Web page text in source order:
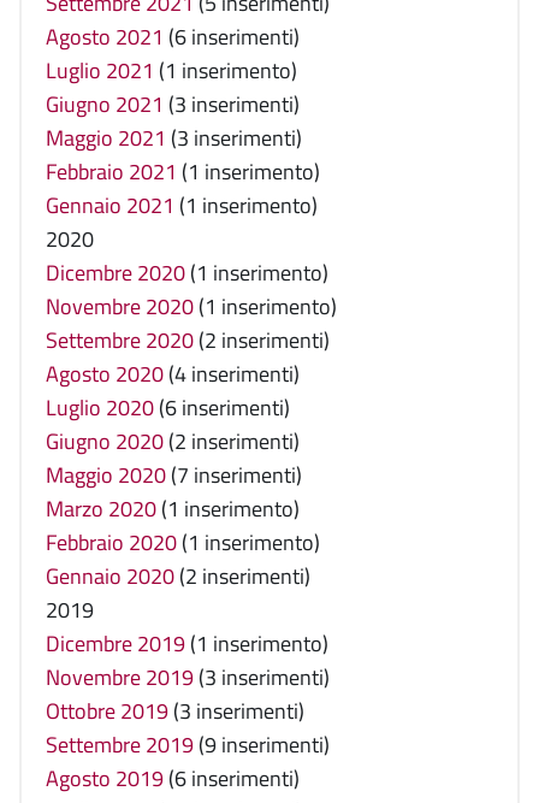
Agosto 2021 (6 inserimenti)
Luglio 2021 (1 inserimento)
Giugno 2021 (3 inserimenti)
Maggio 2021 (3 inserimenti)
Febbraio 2021 (1 inserimento)
Gennaio 2021 (1 inserimento)
2020
Dicembre 2020(1 inserimento)
Novembre 2020(1 inserimento)
Settembre 2020(2 inserimenti)
Agosto 2020(4 inserimenti)
Luglio 2020(6 inserimenti)
Giugno 2020(2 inserimenti)
Maggio 2020(7 inserimenti)
Marzo 2020(1 inserimento)
Febbraio 2020(1 inserimento)
Gennaio 2020(2 inserimenti)
2019
Dicembre 2019(1 inserimento)
Novembre 2019(3 inserimenti)
Ottobre 2019(3 inserimenti)
Settembre 2019(9 inserimenti)
Agosto 2019(6 inserimenti)